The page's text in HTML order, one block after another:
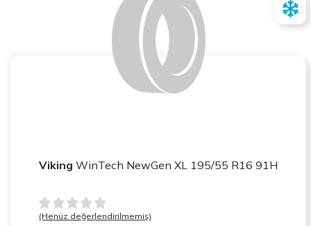
Viking WinTech NewGen XL 195/55 R16 91H
(Henüz değerlendirilmemiş)